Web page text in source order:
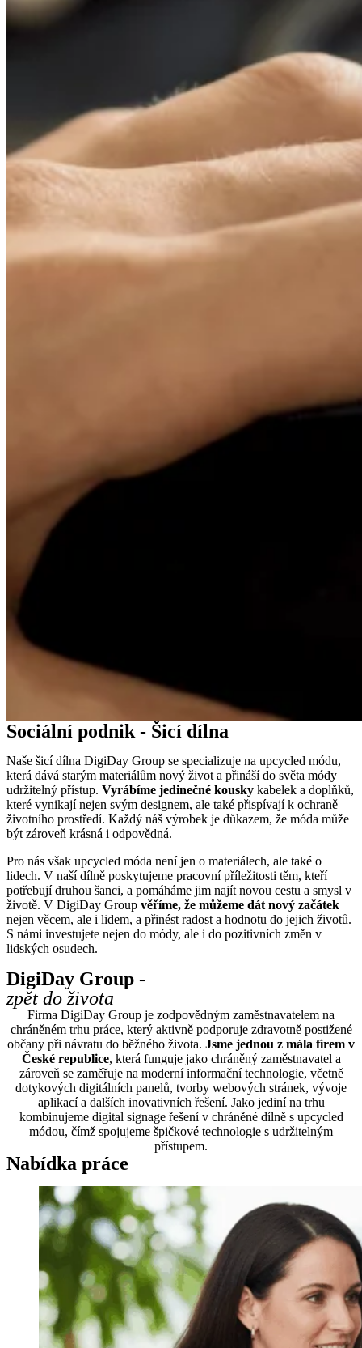
Sociální podnik - Šicí dílna
Naše šicí dílna DigiDay Group se specializuje na upcycled módu,
která dává starým materiálům nový život a přináší do světa módy
udržitelný přístup. Vyrábíme jedinečné kousky kabelek a doplňků,
které vynikají nejen svým designem, ale také přispívají k ochraně
životního prostředí. Každý náš výrobek je důkazem, že móda může
být zároveň krásná i odpovědná.
Pro nás však upcycled móda není jen o materiálech, ale také o
lidech. V naší dílně poskytujeme pracovní příležitosti těm, kteří
potřebují druhou šanci, a pomáháme jim najít novou cestu a smysl v
životě. V DigiDay Group věříme, že můžeme dát nový začátek
nejen věcem, ale i lidem, a přinést radost a hodnotu do jejich životů.
S námi investujete nejen do módy, ale i do pozitivních změn v
lidských osudech.
DigiDay Group -
zpět do života
Firma DigiDay Group je zodpovědným zaměstnavatelem na
chráněném trhu práce, který aktivně podporuje zdravotně postižené
občany při návratu do běžného života. Jsme jednou z mála firem v
České republice, která funguje jako chráněný zaměstnavatel a
zároveň se zaměřuje na moderní informační technologie, včetně
dotykových digitálních panelů, tvorby webových stránek, vývoje
aplikací a dalších inovativních řešení. Jako jediní na trhu
kombinujeme digital signage řešení v chráněné dílně s upcycled
módou, čímž spojujeme špičkové technologie s udržitelným
přístupem.
Nabídka práce